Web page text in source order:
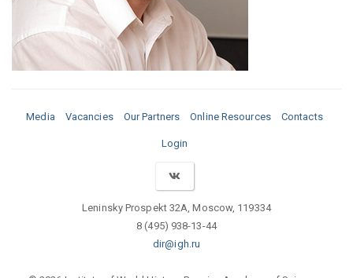
Media Vacancies Our Partners Online Resources Contacts
Login
Leninsky Prospekt 32A, Moscow, 119334
8 (495) 938-13-44
dir@igh.ru